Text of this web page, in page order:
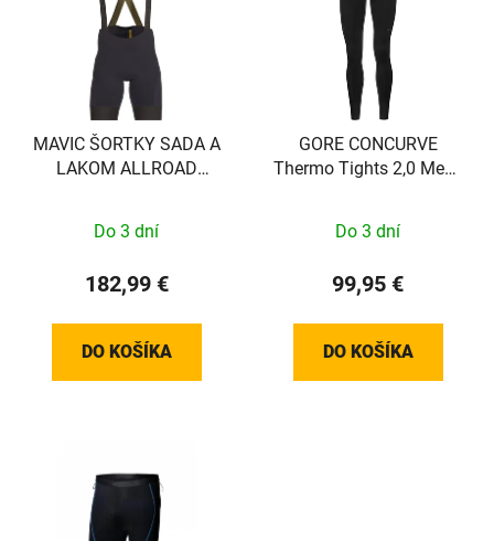
MAVIC ŠORTKY SADA A
LAKOM ALLROAD
Do 3 dní
182,99 €
DO KOŠÍKA
GORE CONCURVE
Thermo Tights 2,0 Mens
Do 3 dní
99,95 €
DO KOŠÍKA